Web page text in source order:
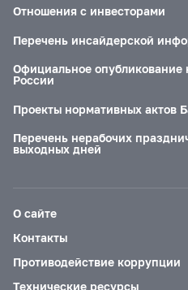
Отношения с инвесторами
Перечень инсайдерской
Официальное опубликование
России
Проекты нормативных актов
Перечень нерабочих
выходных дней
О сайте
Контакты
Противодействие коррупции
Технические ресурсы